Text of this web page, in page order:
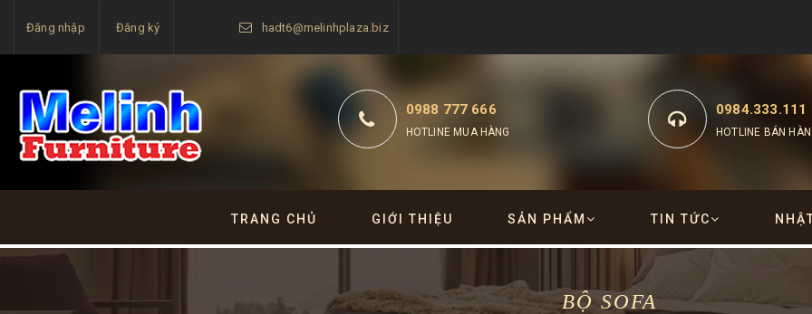
Đăng nhập Đăng ký hadt6@melinhplaza.biz
0988 777 666
HOTLINE MUA HÀNG
0984.333.111
HOTLINE BÁN
TRANG CHỦ GIỚI THIỆU SẢN PHẨM TIN TỨC
BỘ SOFA